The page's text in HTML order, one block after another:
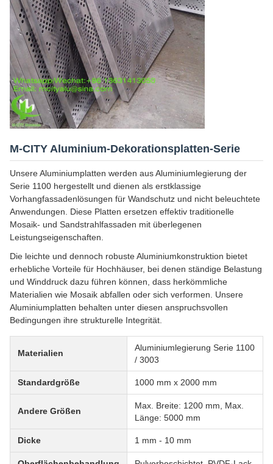
M-CITY Aluminium-Dekorationsplatten-Serie
Unsere Aluminiumplatten werden aus Aluminiumlegierung der
Serie 1100 hergestellt und dienen als erstklassige
Vorhangfassadenlösungen für Wandschutz und nicht beleuchtete
Anwendungen. Diese Platten ersetzen effektiv traditionelle
Mosaik- und Sandstrahlfassaden mit überlegenen
Leistungseigenschaften.
Die leichte und dennoch robuste Aluminiumkonstruktion bietet
erhebliche Vorteile für Hochhäuser, bei denen ständige Belastung
und Winddruck dazu führen können, dass herkömmliche
Materialien wie Mosaik abfallen oder sich verformen. Unsere
Aluminiumplatten behalten unter diesen anspruchsvollen
Bedingungen ihre strukturelle Integrität.
Materialien
Aluminiumlegierung Serie 1100
/ 3003
Standardgröße 1000 mm x 2000 mm
Andere Größen
Max. Breite: 1200 mm, Max.
Länge: 5000 mm
Dicke 1 mm - 10 mm